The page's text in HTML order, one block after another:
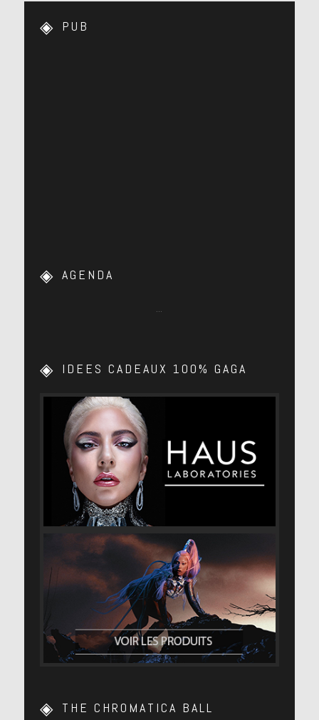
PUB
AGENDA
…
IDEES CADEAUX 100% GAGA
THE CHROMATICA BALL